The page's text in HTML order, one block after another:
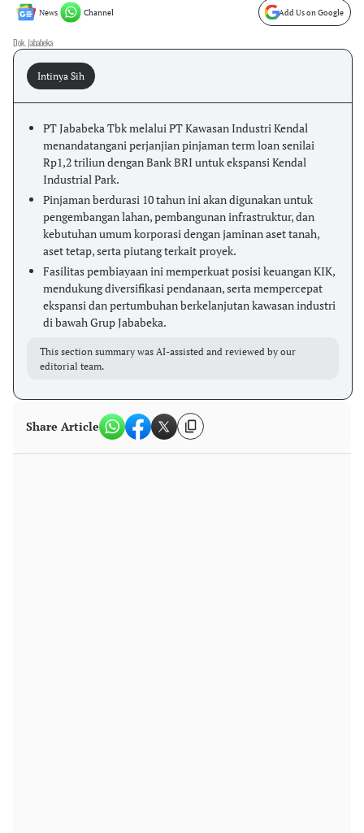
News Channel Add Us on Google
Dok. Jababeka
Intinya Sih
PT Jababeka Tbk melalui PT Kawasan Industri Kendal
menandatangani perjanjian pinjaman term loan senilai
Rp1,2 triliun dengan Bank BRI untuk ekspansi Kendal
Industrial Park.
Pinjaman berdurasi 10 tahun ini akan digunakan untuk
pengembangan lahan, pembangunan infrastruktur, dan
kebutuhan umum korporasi dengan jaminan aset tanah,
aset tetap, serta piutang terkait proyek.
Fasilitas pembiayaan ini memperkuat posisi keuangan KIK,
mendukung diversifikasi pendanaan, serta mempercepat
ekspansi dan pertumbuhan berkelanjutan kawasan industri
di bawah Grup Jababeka.
This section summary was AI-assisted and reviewed by our
editorial team.
Share Article